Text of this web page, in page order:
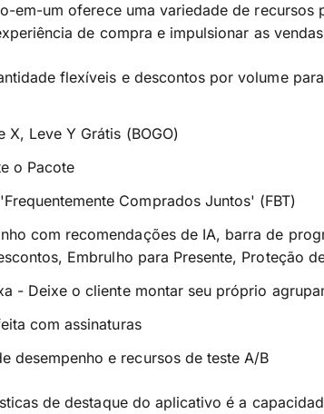
em-um oferece uma variedade de recursos
de compra e impulsionar as
flexíveis e descontos por volume
X, Leve Y Grátis (BOGO)
o Pacote
Comprados Juntos' (FBT)
com recomendações de IA, barra de
Embrulho para Presente, Proteção
- Deixe o cliente montar seu próprio
com assinaturas
desempenho e recursos de teste A/B
de destaque do aplicativo é a